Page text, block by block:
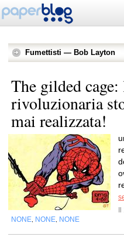
Fumettisti — Bob Layton
The gilded
rivoluzionaria
mai realizzata!
NONE NONE NONE